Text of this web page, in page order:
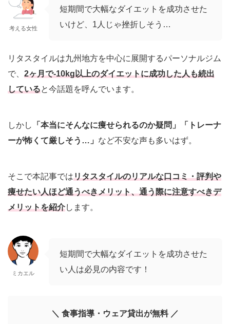
考える女性
短期間で大幅なダイエットを成功させた
いけど、1人じゃ挫折しそう…
リタスタイルは九州地方を中心に展開するパーソナルジム
で、 2ヶ月で-10kg以上のダイエットに成功した人も続出
していると今話題を呼んでいます。
しかし
「本当にそんなに痩せられるのか疑問」「トレーナ
ーが怖くて厳しそう…」 など不安な声も多いはず。
そこで本記事ではリタスタイルのリアルな口コミ・評判や
痩せたい人ほど通うべきメリット、通う際に注意すべきデ
メリットを紹介します。
ミカエル
短期間で大幅なダイエットを成功させた
い人は必見の内容です！
＼ 食事指導・ウェア貸出が無料 ／